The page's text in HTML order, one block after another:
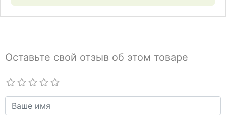
Оставьте свой отзыв об этом товаре